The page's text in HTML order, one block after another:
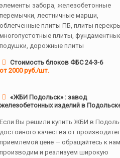
элементы забора, железобетонные
перемычки, лестничные марши,
облегченные плиты ПБ, плиты
многопустотные плиты,
подушки, дорожные плиты
Стоимость блоков ФБС 24-3-6
от 2000 руб./шт.
«ЖБИ Подольск» : завод
железобетонных изделий в
Если Вы решили купить ЖБИ в
достойного качества от
приемлемой цене — обращайтесь к
производим и реализуем широкую